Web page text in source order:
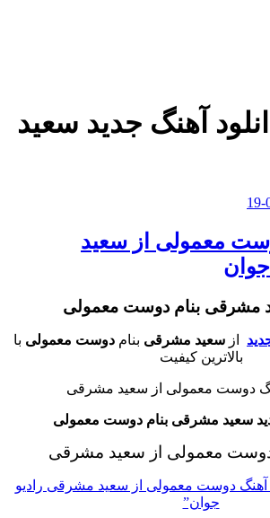
آهنگ جدید سعید
معمولی از سعید
مشرقی بنام دوست معمولی
از سعید مشرقی بنام دوست معمولی با
بالاترین کیفیت
سعید مشرقی بنام دوست معمولی
دوست معمولی از سعید مشرقی
آهنگ دوست معمولی از سعید مشرقی رادیو
جوان”